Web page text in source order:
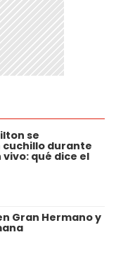
se
cuchillo durante
qué dice el
Gran Hermano y